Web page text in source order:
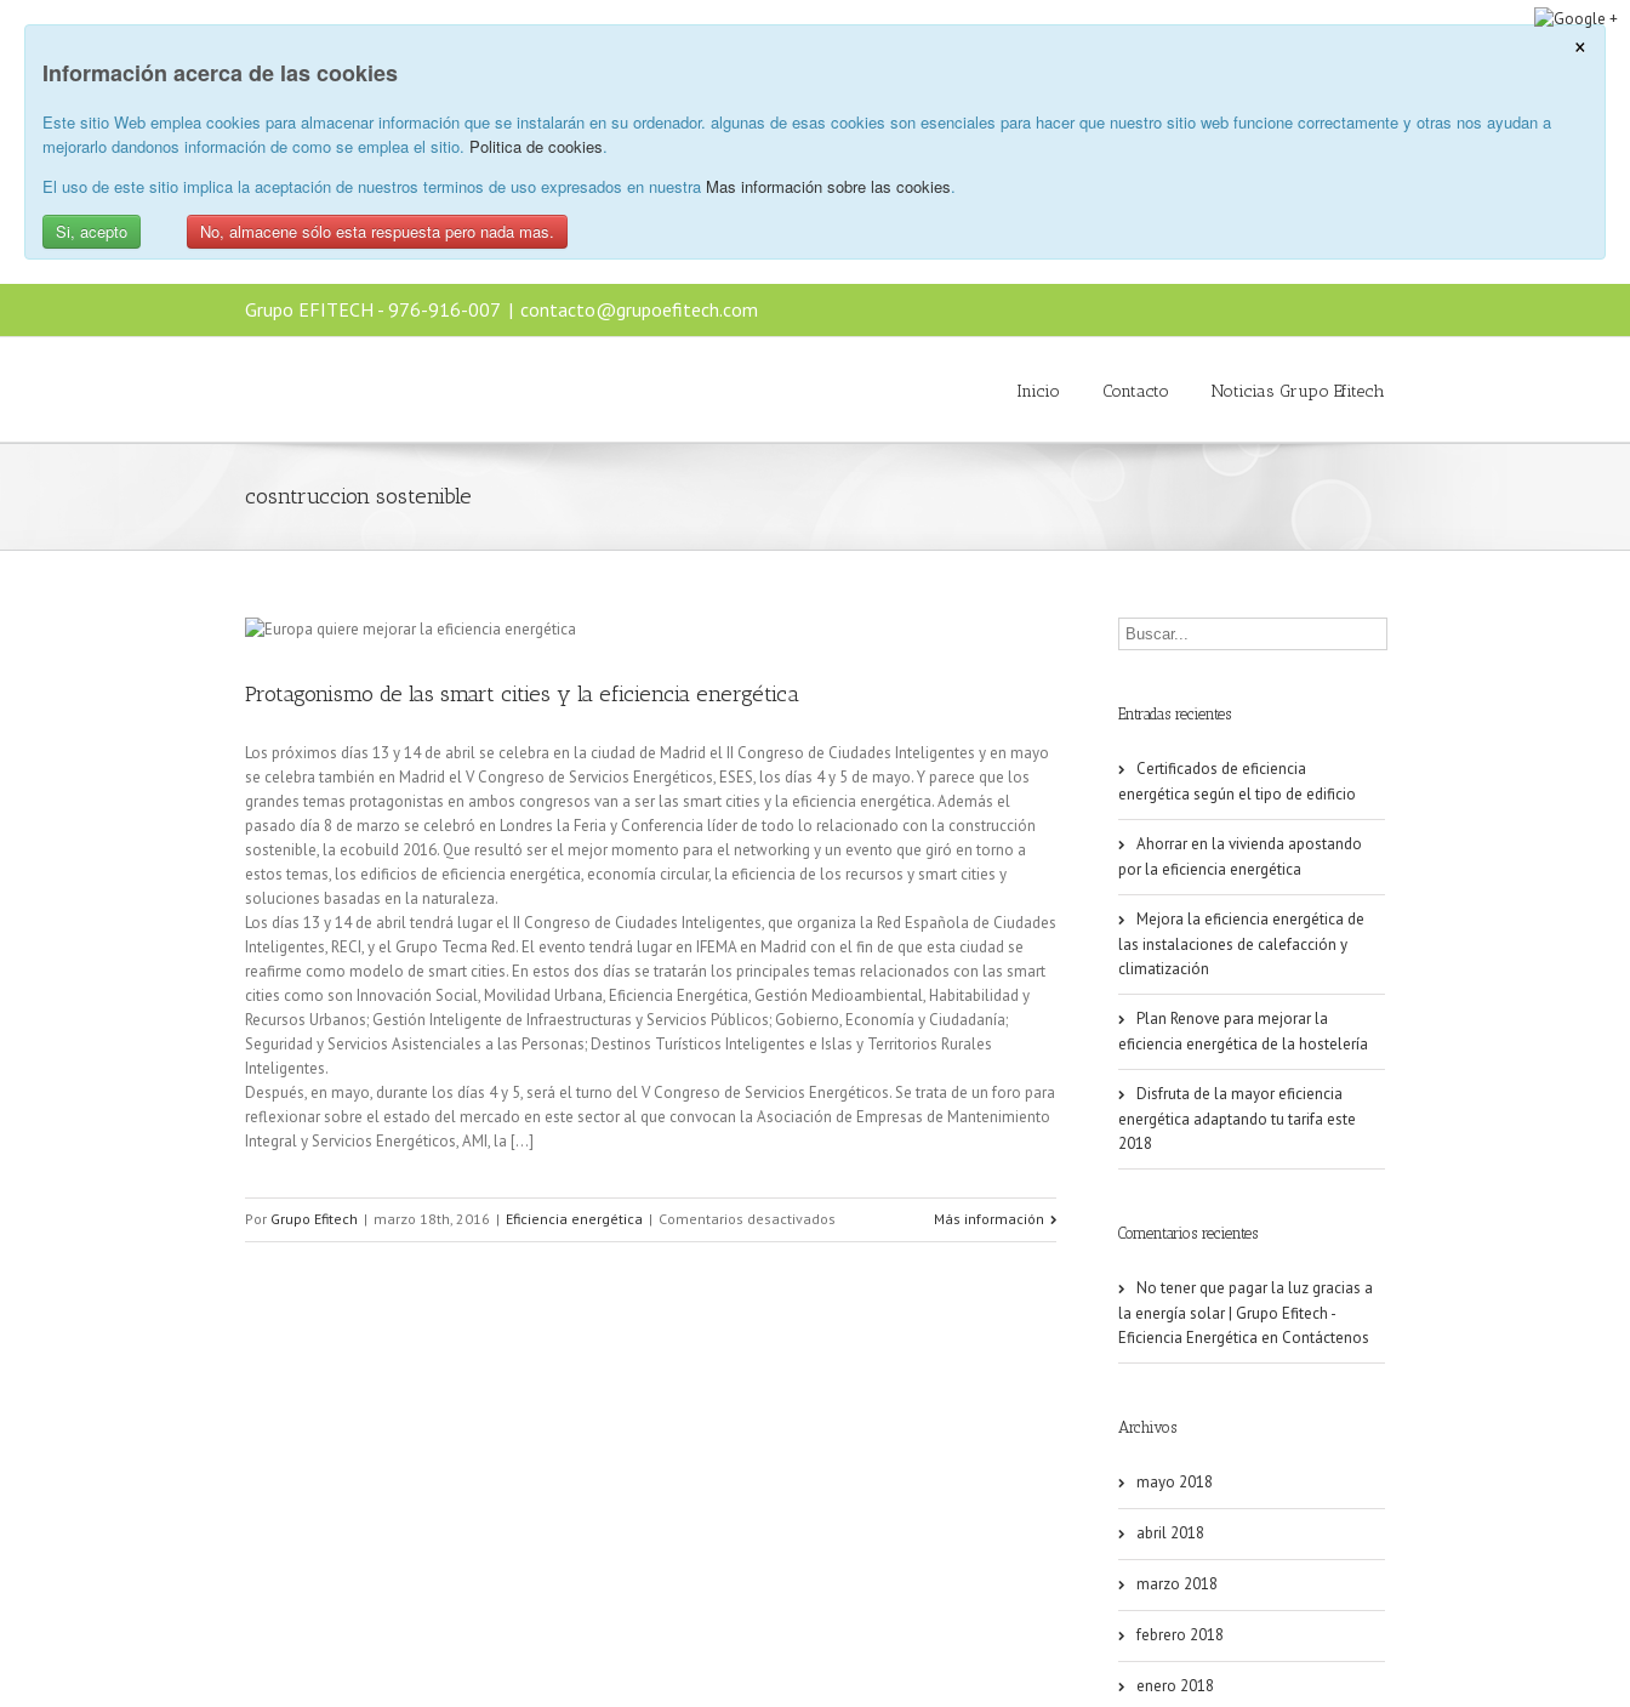
×
Información acerca de las cookies
Este sitio Web emplea cookies para almacenar información que se instalarán en su ordenador. algunas de esas cookies son esenciales para hacer que nuestro sitio web funcione correctamente y otras nos ayudan a
mejorarlo dandonos información de como se emplea el sitio. Politica de cookies.
El uso de este sitio implica la aceptación de nuestros terminos de uso expresados en nuestra Mas información sobre las cookies.
Si, acepto
No, almacene sólo esta respuesta pero nada mas.
Grupo EFITECH - 976-916-007 | contacto@grupoefitech.com
Inicio Contacto Noticias Grupo Efitech
cosntruccion sostenible
Protagonismo de las smart cities y la eficiencia energética
Los próximos días 13 y 14 de abril se celebra en la ciudad de Madrid el II Congreso de Ciudades Inteligentes y en mayo
se celebra también en Madrid el V Congreso de Servicios Energéticos, ESES, los días 4 y 5 de mayo. Y parece que los
grandes temas protagonistas en ambos congresos van a ser las smart cities y la eficiencia energética. Además el
pasado día 8 de marzo se celebró en Londres la Feria y Conferencia líder de todo lo relacionado con la construcción
sostenible, la ecobuild 2016. Que resultó ser el mejor momento para el networking y un evento que giró en torno a
estos temas, los edificios de eficiencia energética, economía circular, la eficiencia de los recursos y smart cities y
soluciones basadas en la naturaleza.
Los días 13 y 14 de abril tendrá lugar el II Congreso de Ciudades Inteligentes, que organiza la Red Española de Ciudades
Inteligentes, RECI, y el Grupo Tecma Red. El evento tendrá lugar en IFEMA en Madrid con el fin de que esta ciudad se
reafirme como modelo de smart cities. En estos dos días se tratarán los principales temas relacionados con las smart
cities como son Innovación Social, Movilidad Urbana, Eficiencia Energética, Gestión Medioambiental, Habitabilidad y
Recursos Urbanos; Gestión Inteligente de Infraestructuras y Servicios Públicos; Gobierno, Economía y Ciudadanía;
Seguridad y Servicios Asistenciales a las Personas; Destinos Turísticos Inteligentes e Islas y Territorios Rurales
Inteligentes.
Después, en mayo, durante los días 4 y 5, será el turno del V Congreso de Servicios Energéticos. Se trata de un foro para
reflexionar sobre el estado del mercado en este sector al que convocan la Asociación de Empresas de Mantenimiento
Integral y Servicios Energéticos, AMI, la [...]
Por Grupo Efitech | marzo 18th, 2016 | Eficiencia energética | Comentarios desactivados Más información
Entradas recientes
Certificados de eficiencia
energética según el tipo de edificio
Ahorrar en la vivienda apostando
por la eficiencia energética
Mejora la eficiencia energética de
las instalaciones de calefacción y
climatización
Plan Renove para mejorar la
eficiencia energética de la hostelería
Disfruta de la mayor eficiencia
energética adaptando tu tarifa este
2018
Comentarios recientes
No tener que pagar la luz gracias a
la energía solar | Grupo Efitech -
Eficiencia Energética en Contáctenos
Archivos
mayo 2018
abril 2018
marzo 2018
febrero 2018
enero 2018